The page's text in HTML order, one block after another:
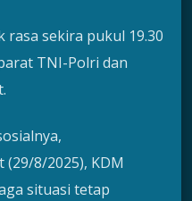
rasa sekira pukul 19.30
TNI-Polri dan
(29/8/2025), KDM
situasi tetap